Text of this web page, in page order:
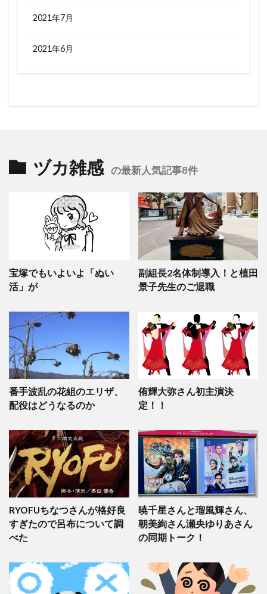
2021年7月
2021年6月
ヅカ雑感 の最新人気記事8件
宝塚でもいよいよ「ぬい
活」が
副組長2名体制導入！と植田
景子先生のご退職
番手波乱の花組のエリザ、
配役はどうなるのか
侑輝大弥さん初主演決
定！！
RYOFUちなつさんが格好良
すぎたので呂布について調
べた
暁千星さんと瑠風輝さん、
朝美絢さん瀬央ゆりあさん
の同期トーク！